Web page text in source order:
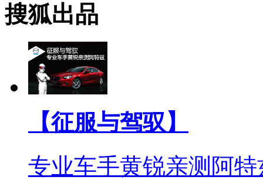
搜狐出品
【征服与驾驭】
专业车手黄锐亲测阿特